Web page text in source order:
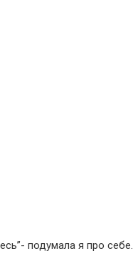
подумала я про себе.